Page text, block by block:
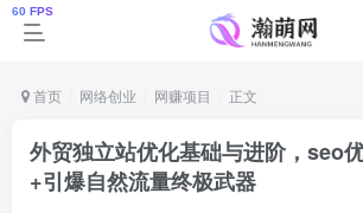
首页 网络创业 网赚项目 正文
外贸独立站优化基础与进阶，seo
+引爆自然流量终极武器